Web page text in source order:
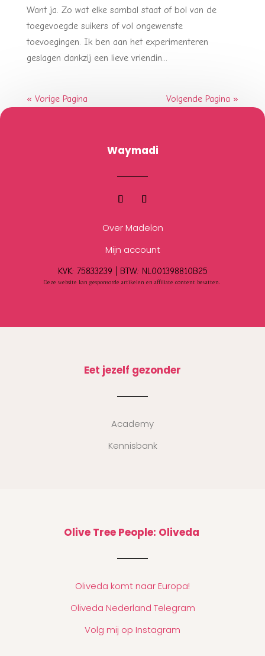
Want ja. Zo wat elke sambal staat of bol van de
toegevoegde suikers of vol ongewenste
toevoegingen. Ik ben aan het experimenteren
geslagen dankzij een lieve vriendin...
« Vorige Pagina Volgende Pagina »
Waymadi
Over Madelon
Mijn account
KVK: 75833239 | BTW: NL001398810B25
Deze website kan gesponsorde artikelen en affiliate content bevatten.
Eet jezelf gezonder
Academy
Kennisbank
Olive Tree People: Oliveda
Oliveda komt naar Europa!
Oliveda Nederland Telegram
Volg mij op Instagram